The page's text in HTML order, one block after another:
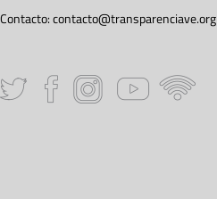
Contacto:contacto@transparenciave.org